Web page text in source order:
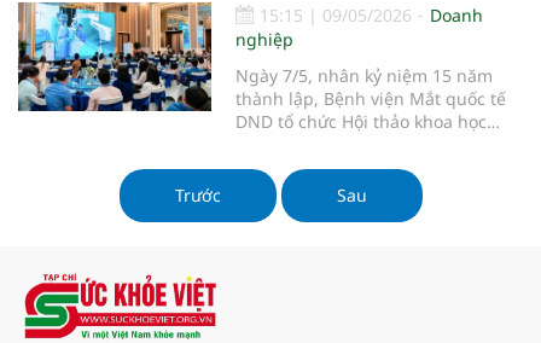
15:15 | 09/05/2026
Doanh
nghiệp
Ngày 7/5, nhân kỷ niệm 15 năm
thành lập, Bệnh viện Mắt quốc tế
DND tổ chức Hội thảo khoa học
hành lâm sàng và đổi mới". Hội
thảo cập nhật các tiến bộ mới
trong chẩn đoán, điều trị nhãn
Trước Sau